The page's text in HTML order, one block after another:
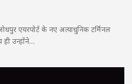
जोधपुर एयरपोर्ट के नए अत्याधुनिक टर्मिनल
ही उन्होंने…